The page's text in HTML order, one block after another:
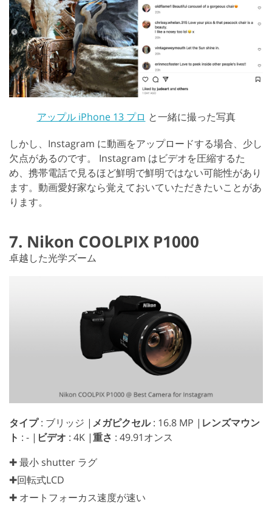
アップル iPhone 13 プロ と一緒に撮った写真
しかし、Instagram に動画をアップロードする場合、少し
欠点があるのです。 Instagram はビデオを圧縮するた
め、携帯電話で見るほど鮮明で鮮明ではない可能性があり
ます。動画愛好家なら覚えておいていただきたいことがあ
ります。
7. Nikon COOLPIX P1000
卓越した光学ズーム
タイプ: ブリッジ | メガピクセル: 16.8 MP | レンズマウン
ト : - | ビデオ : 4K |重さ : 49.91オンス
✚ 最小 shutter ラグ
✚回転式LCD
✚ オートフォーカス速度が速い